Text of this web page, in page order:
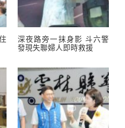
深夜路旁一抹身影 斗六警
發現失聯婦人即時救援